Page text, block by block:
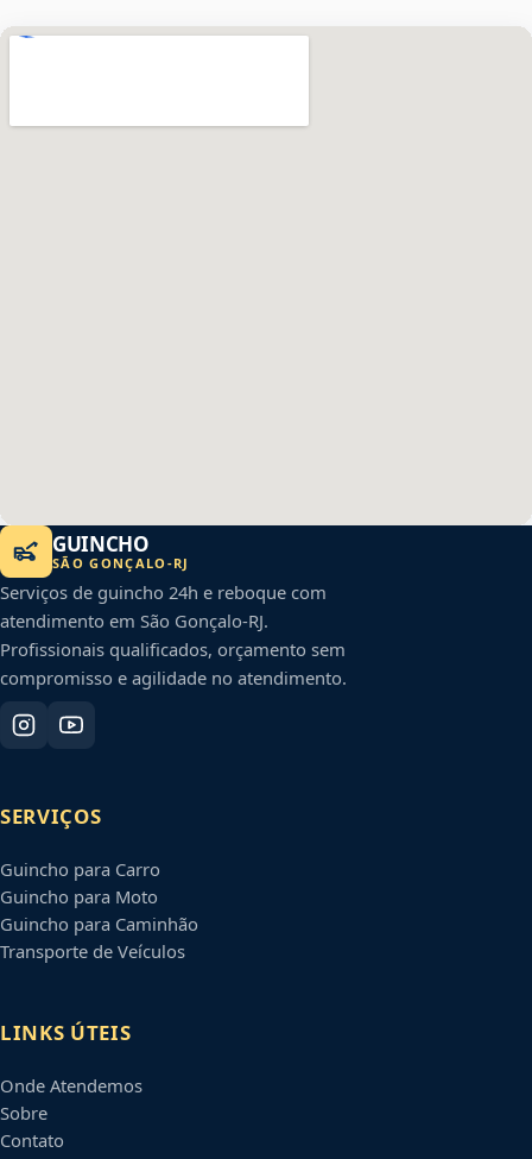
GUINCHO
SÃO GONÇALO -RJ
Serviços de guincho 24h e reboque com
atendimento em São Gonçalo-RJ.
Profissionais qualificados, orçamento sem
compromisso e agilidade no atendimento.
SERVIÇOS
Guincho para Carro
Guincho para Moto
Guincho para Caminhão
Transporte de Veículos
LINKS ÚTEIS
Onde Atendemos
Sobre
Contato